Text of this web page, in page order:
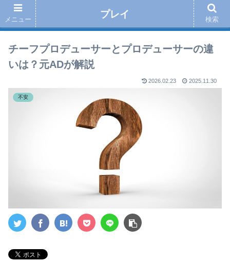
チーフプロデューサーとプロデューサーの違
いは？元ADが解説
2026.02.23 2025.11.30
不安
メニュー プレイ 検索